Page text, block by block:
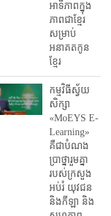
អាទិភាពក្នុង
ភាពជាខ្មែរ
សម្រាប់
អនាគតកូន
ខ្មែរ
កម្មវិធីស្វ័យ
សិក្សា
«MoEYS E-
Learning»
គឺជាបំណង
ប្រាថ្នារួមគ្នា
របស់ក្រសួង
អប់រំ​ យុវជន
និងកីឡា និង